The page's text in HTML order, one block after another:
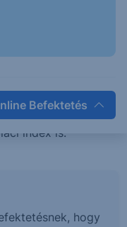
Befektetés
kötött. Ez a
kötvény, árucikk,
index is.
hogy